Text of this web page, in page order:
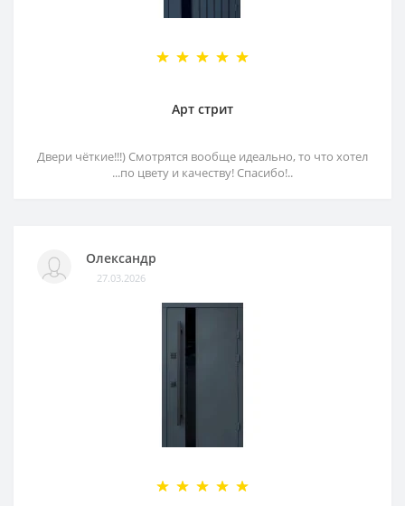
Арт стрит
Двери чёткие!!!) Смотрятся вообще идеально, то что хотел
...по цвету и качеству! Спасибо!..
Олександр
27.03.2026